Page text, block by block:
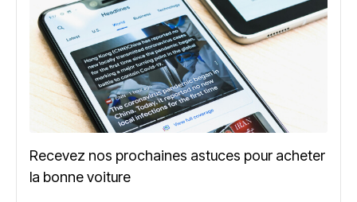
Recevez nos prochaines astuces pour acheter
la bonne voiture